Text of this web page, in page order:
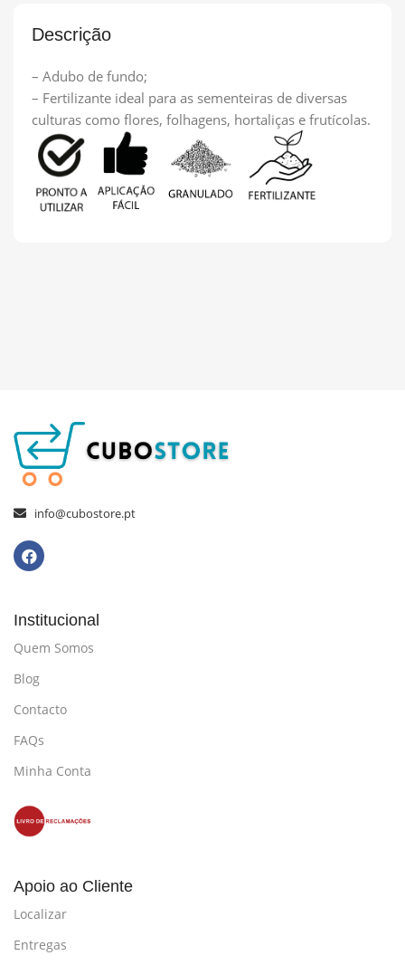
Descrição
– Adubo de fundo;
– Fertilizante ideal para as sementeiras de diversas
culturas como flores, folhagens, hortaliças e frutícolas.
info@cubostore.pt
Institucional
Quem Somos
Blog
Contacto
FAQs
Minha Conta
Apoio ao Cliente
Localizar
Entregas